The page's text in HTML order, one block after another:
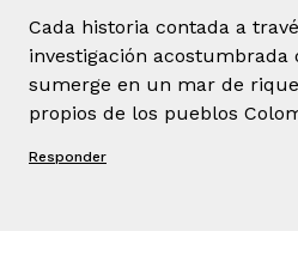
Cada historia contada a
investigación acostumbrada
sumerge en un mar de
propios de los pueblos
Responder